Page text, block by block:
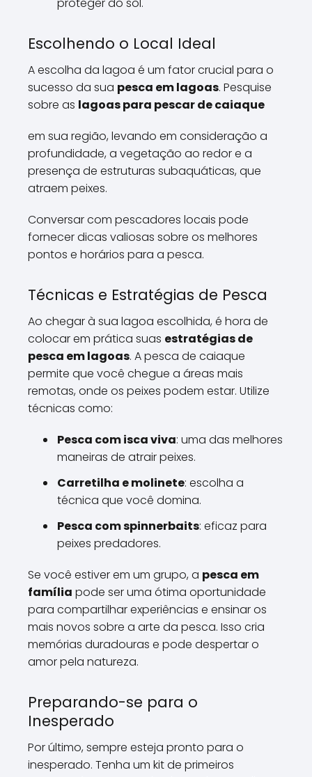
Escolhendo o Local Ideal
A escolha da lagoa é um fator crucial para o
sucesso da sua pesca em lagoas. Pesquise
sobre as lagoas para pescar de caiaque
em sua região, levando em consideração a
profundidade, a vegetação ao redor e a
presença de estruturas subaquáticas, que
atraem peixes.
Conversar com pescadores locais pode
fornecer dicas valiosas sobre os melhores
pontos e horários para a pesca.
Técnicas e Estratégias de Pesca
Ao chegar à sua lagoa escolhida, é hora de
colocar em prática suas estratégias de
pesca em lagoas. A pesca de caiaque
permite que você chegue a áreas mais
remotas, onde os peixes podem estar. Utilize
técnicas como:
Pesca com isca viva: uma das melhores
maneiras de atrair peixes.
Carretilha e molinete: escolha a
técnica que você domina.
Pesca com spinnerbaits: eficaz para
peixes predadores.
Se você estiver em um grupo, a pesca em
família pode ser uma ótima oportunidade
para compartilhar experiências e ensinar os
mais novos sobre a arte da pesca. Isso cria
memórias duradouras e pode despertar o
amor pela natureza.
Preparando-se para o
Inesperado
Por último, sempre esteja pronto para o
inesperado. Tenha um kit de primeiros